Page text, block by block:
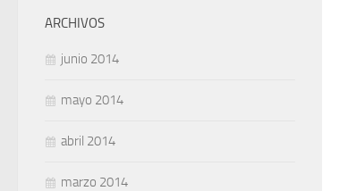
ARCHIVOS
junio 2014
mayo 2014
abril 2014
marzo 2014